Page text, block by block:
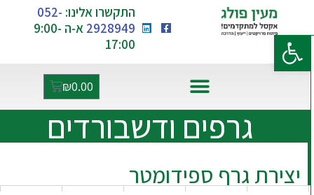
פתח סרגל נגישות
התקשרו אלינו: 052-
2928949
א-ה 9:00-
17:00
₪0.00
יצירת גרף ספידומטר
גרפים ודשבורדים